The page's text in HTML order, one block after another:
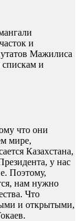
и
Мажилиса
и
что они
мире,
Казахстана,
у нас
Поэтому,
нам нужно
Что
и открытыми,